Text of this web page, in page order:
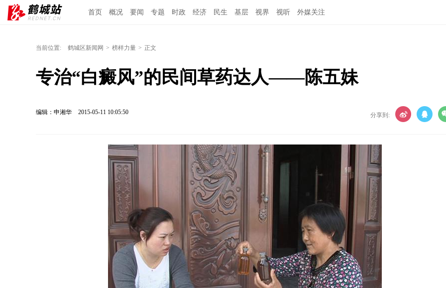
首页 概况 要闻 专题 时政 经济 民生 基层 视界 视听 外媒关注
当前位置: 鹤城区新闻网 > 榜样力量 > 正文
专治“白癜风”的民间草药达人——陈五妹
编辑：申湘华 2015-05-11 10:05:50 分享到: